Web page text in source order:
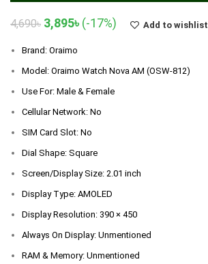
4,690৳ Original
was:
4,690৳.
3,895৳Current
3,895৳.
(-17%) Add to wishlist
Brand: Oraimo
Model: Oraimo Watch Nova AM (OSW-812)
Use For: Male & Female
Cellular Network: No
SIM Card Slot: No
Dial Shape: Square
Screen/Display Size: 2.01 inch
Display Type: AMOLED
Display Resolution: 390 × 450
Always On Display: Unmentioned
RAM & Memory: Unmentioned